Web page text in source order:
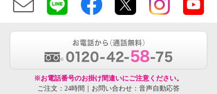
※お電話番号のお掛け間違いにご注意ください。
ご注文：24時間｜お問い合わせ：音声自動応答